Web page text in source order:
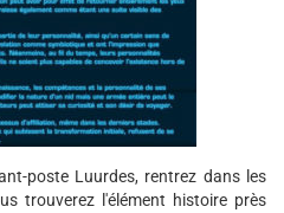
poste Luurdes, rentrez dans les
trouverez l'élément histoire près